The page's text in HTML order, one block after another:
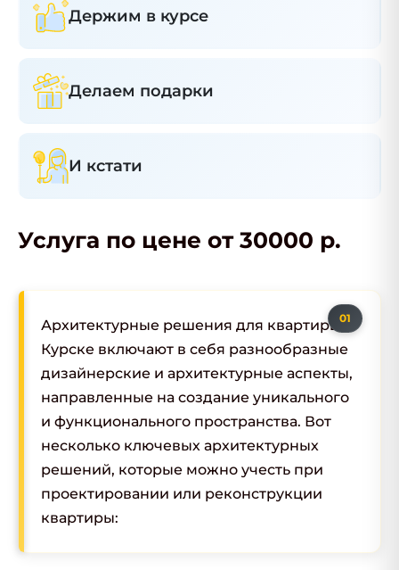
Держим в курсе
Делаем подарки
И кстати
Услуга по цене от 30000 р.
Архитектурные решения для квартиры в
Курске включают в себя разнообразные
дизайнерские и архитектурные аспекты,
направленные на создание уникального
и функционального пространства. Вот
несколько ключевых архитектурных
решений, которые можно учесть при
проектировании или реконструкции
квартиры: